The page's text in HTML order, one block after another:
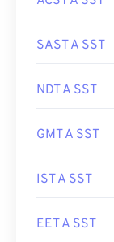
SAST A SST
NDT A SST
GMT A SST
IST A SST
EET A SST